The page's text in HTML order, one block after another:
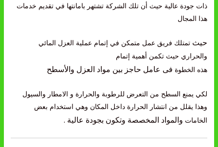
ذات جودة عالية حيث أن تلك الشركة تشتهر بامانتها في تقديم خدمات
هذا المجال
حيث تمتلك فريق عمل متمكن في إتمام عملية العزل المائي
والحراري حيث تكمن أهمية إتمام
هذه الخطوة فى عامل حاجز بين مواد العزل والأسطح
لكي يمنع السطح من التعرض للرطوبة والحرارة و الامطار والسيول
وهذا يقلل من انتشار الحرارة داخل المكان وهي استخدام بعض
الخامات والمواد المخصصة وتكون بجودة عالية .